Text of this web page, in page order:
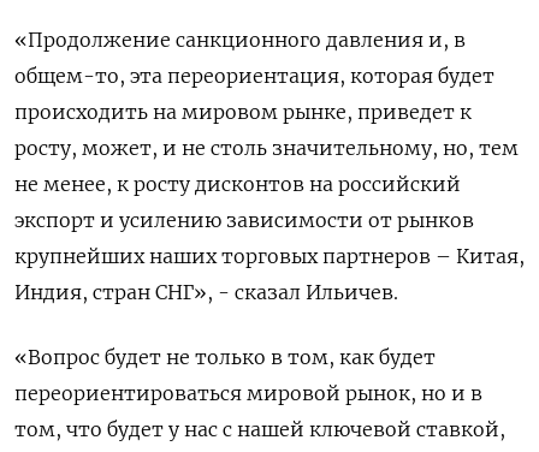
«Продолжение санкционного давления и, в
общем-то, эта переориентация, которая будет
происходить на мировом рынке, приведет к
росту, может, и не столь значительному, но, тем
не менее, к росту дисконтов на российский
экспорт и усилению зависимости от рынков
крупнейших наших торговых партнеров – Китая,
Индия, стран СНГ», - сказал Ильичев.
«Вопрос будет не только в том, как будет
переориентироваться мировой рынок, но и в
том, что будет у нас с нашей ключевой ставкой,